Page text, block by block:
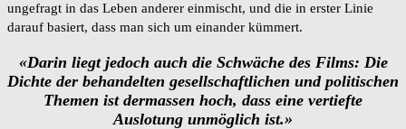
ungefragt in das Leben anderer einmischt, und die in erster Linie
darauf basiert, dass man sich um einander kümmert.
«Darin liegt jedoch auch die Schwäche des Films: Die
Dichte der behandelten gesellschaftlichen und politischen
Themen ist dermassen hoch, dass eine vertiefte
Auslotung unmöglich ist.»